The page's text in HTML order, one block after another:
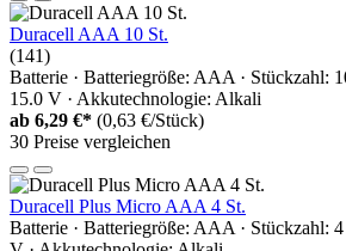
Duracell AAA 10 St.
(141)
Batterie · Batteriegröße: AAA · Stückzahl:
15.0 V · Akkutechnologie: Alkali
ab 6,29 €* (0,63 €/Stück)
30 Preise vergleichen
Duracell Plus Micro AAA 4 St.
Batterie · Batteriegröße: AAA · Stückzahl: